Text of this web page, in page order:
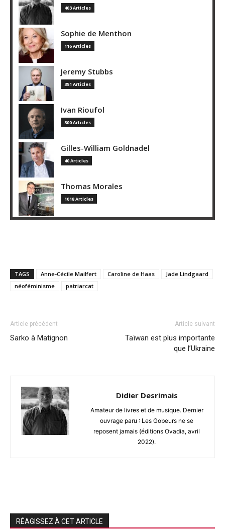
403 Articles
Sophie de Menthon
116 Articles
Jeremy Stubbs
351 Articles
Ivan Rioufol
300 Articles
Gilles-William Goldnadel
40 Articles
Thomas Morales
1018 Articles
TAGS Anne-Cécile Mailfert Caroline de Haas
Jade Lindgaard
néoféminisme
patriarcat
Article précédent
Sarko à Matignon
Article suivant
Taïwan est plus importante
que l’Ukraine
Didier Desrimais
Amateur de livres et de musique. Dernier
ouvrage paru : Les Gobeurs ne se
reposent jamais (éditions Ovadia, avril
2022).
RÉAGISSEZ À CET ARTICLE